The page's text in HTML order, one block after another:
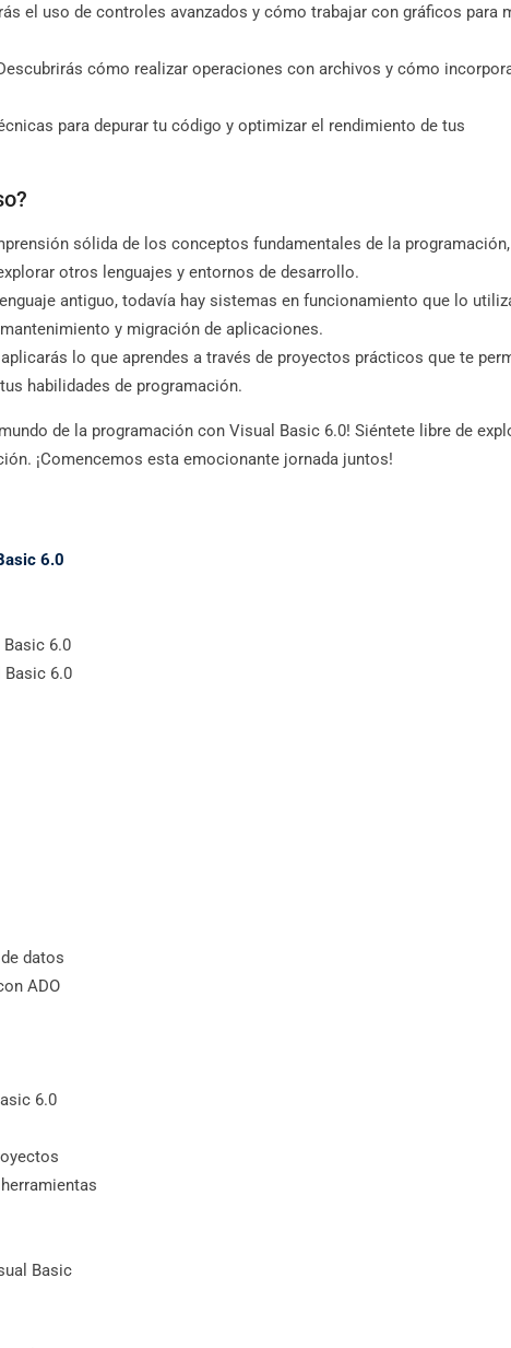
el uso de controles avanzados y cómo trabajar con gráficos para
cómo realizar operaciones con archivos y cómo
para depurar tu código y optimizar el rendimiento de tus
sólida de los conceptos fundamentales de la programación,
otros lenguajes y entornos de desarrollo.
antiguo, todavía hay sistemas en funcionamiento que lo
y migración de aplicaciones.
lo que aprendes a través de proyectos prácticos que te
habilidades de programación.
de la programación con Visual Basic 6.0! Siéntete libre de
¡Comencemos esta emocionante jornada juntos!
6.0
6.0
Basic 6.0
datos
ADO
6.0
Basic